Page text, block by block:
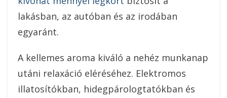
lakásban, az autóban és az irodában
egyaránt.
A kellemes aroma kiváló a nehéz munkanap
utáni relaxáció eléréséhez. Elektromos
illatosítókban, hidegpárologtatókban és